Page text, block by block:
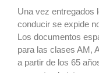
Una vez entregados
conducir se expide
Los documentos
para las clases AM,
a partir de los 65